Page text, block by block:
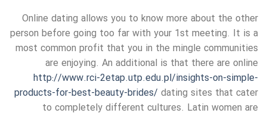
Online dating allows you to know more about the other
person before going too far with your 1st meeting. It is a
most common profit that you in the mingle communities
are enjoying. An additional is that there are online
http://www.rci-2etap.utp.edu.pl/insights-on-simple-
products-for-best-beauty-brides/ dating sites that cater
to completely different cultures. Latin women are